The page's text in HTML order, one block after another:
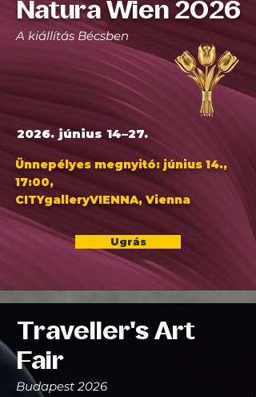
Natura Wien 2026
A kiállítás Bécsben
2026. június 14–27.
Ünnepélyes megnyitó: június 14.,
17:00,
CITYgalleryVIENNA, Vienna
Ugrás
Traveller's Art
Fair
Budapest 2026